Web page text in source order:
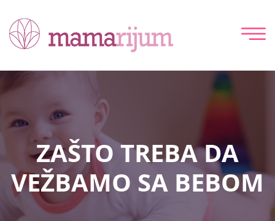
ZAŠTO TREBA DA
VEŽBAMO SA BEBOM